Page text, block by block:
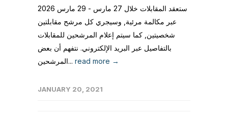
ستعقد المقابلات خلال 27 مارس - 29 مارس 2026
عبر مكالمة مرئية, وسيجري كل مرشح مقابلتين
شخصيتين, كما سيتم إعلام المرشحين للمقابلات
بالتفاصيل عبر البريد الإلكتروني. نتفهم أن بعض
المرشحين... read more →
JANUARY 20, 2021